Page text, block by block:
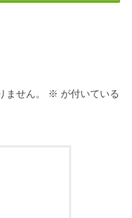
ません。 ※ が付いている